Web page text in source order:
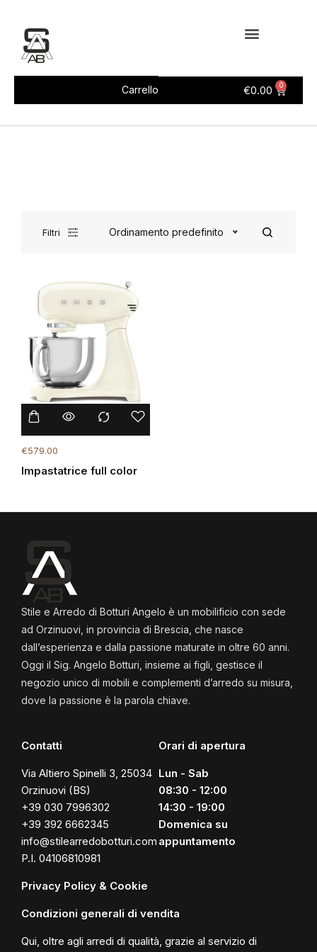
Carrello €0.00 0
Filtri Ordinamento predefinito
€579.00
Impastatrice full color
Stile e Arredo di Botturi Angelo è un mobilificio con sede
ad Orzinuovi, in provincia di Brescia, che nasce
dall’esperienza e dalla passione maturate in oltre 60 anni.
Oggi il Sig. Angelo Botturi, insieme ai figli, gestisce il
negozio unico di mobili e complementi d’arredo su misura,
dove la passione è la parola chiave.
Contatti
Via Altiero Spinelli 3, 25034
Orzinuovi (BS)
+39 030 7996302
+39 392 6662345
info@stilearredobotturi.com
P.I. 04106810981
Orari di apertura
Lun - Sab
08:30 - 12:00
14:30 - 19:00
Domenica su
appuntamento
Privacy Policy & Cookie
Condizioni generali di vendita
Qui, oltre agli arredi di qualità, grazie al servizio di